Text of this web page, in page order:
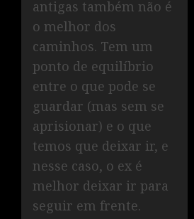
antigas também não é
o melhor dos
caminhos. Tem um
ponto de equilíbrio
entre o que pode se
guardar (mas sem se
aprisionar) e o que
temos que deixar ir, e
nesse caso, o ex é
melhor deixar ir para
seguir em frente.